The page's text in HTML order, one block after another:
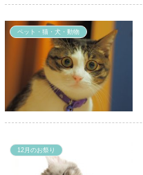
ペット・猫・犬・動物
12月のお祭り